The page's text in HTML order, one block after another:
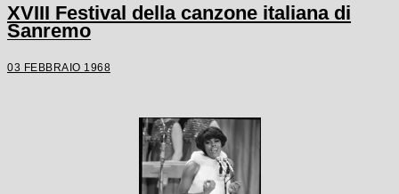
XVIII Festival della canzone italiana di
Sanremo
03 FEBBRAIO 1968